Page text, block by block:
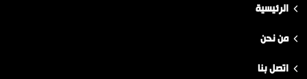
الرئيسية
من نحن
اتصل بنا